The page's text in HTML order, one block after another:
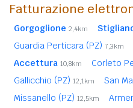
Fatturazione
Gorgoglione 2,4km
Guardia Perticara (PZ) 7,3km
Accettura 10,8km Corleto
Gallicchio (PZ) 12,1km San
Missanello (PZ) 12,5km